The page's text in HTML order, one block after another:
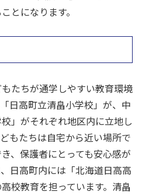
とになります。
たちが通学しやすい教育環境
日高町立清畠小学校」が、中
」がそれぞれ地区内に立地し
もたちは自宅から近い場所で
、保護者にとっても安心感が
日高町内には「北海道日高高
校教育を担っています。清畠